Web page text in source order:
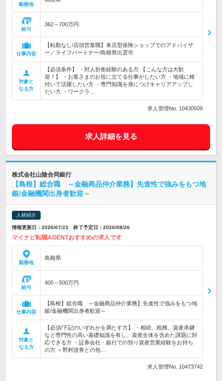
勤務地
給与
362～700万円
仕事内容
【転勤なし/店頭営業職】来店型保険ショップでのアドバイザ
ー／ライフパートナー/島根県出雲市
対象と
なる方
【必須条件】 ・対人折衝経験のある方 【こんな方は大歓
迎！】 ・お客さまのお役に立てる仕事がしたい方 ・地域に根
付いて活躍したい方 ・専門知識を身につけキャリアアップし
たい方 ・ワークラ…
求人管理No. 10430509
求人詳細を見る
株式会社山陰合同銀行
【島根】総合職 ～金融商品仲介業務】先進性で強みをもつ地
銀/金融機関出身者歓迎～
人材紹介
情報更新日：2026/07/23 終了予定日：2026/08/26
マイナビ転職AGENTおすすめの求人です
勤務地
島根県
給与
400～500万円
仕事内容
【島根】総合職 ～金融商品仲介業務】先進性で強みをもつ地
銀/金融機関出身者歓迎～
対象と
なる方
【必須/下記のいずれかを満たす方】 ・相続、税務、資産承継
など専門性の高い基礎知識を有し、資産全体を含めた課題に対
応できる方 ・証券会社・銀行での預り資産営業経験をお持ち
の方 ＜野村證券との包…
求人管理No. 10473742